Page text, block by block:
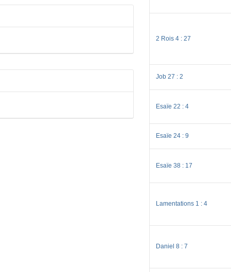
2 Rois 4 : 27
Job 27 : 2
Esaïe 22 : 4
Esaïe 24 : 9
Esaïe 38 : 17
Lamentations 1 : 4
Daniel 8 : 7